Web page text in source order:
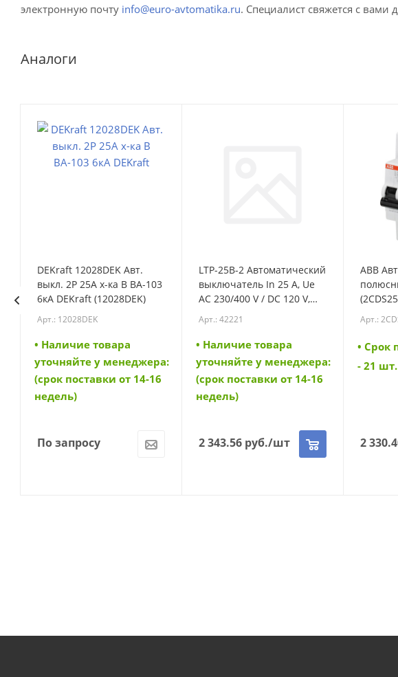
электронную почту info@euro-avtomatika.ru. Специалист свяжется с вами
Аналоги
DEKraft 12028DEK Авт.
выкл. 2Р 25А х-ка B ВА-103
6кА DEKraft (12028DEK)
Арт.: 12028DEK
• Наличие товара
уточняйте у менеджера:
(срок поставки от 14-16
недель)
По запросу
LTP-25B-2 Автоматический
выключатель In 25 A, Ue
AC 230/400 V / DC 120 V,
полюс, Icn 6 kA (42221)
Арт.: 42221
• Наличие товара
уточняйте у менеджера:
(срок поставки от 14-16
недель)
2 343.56 руб./шт
ABB
Арт.:
• Cрок
- 21 шт.
2